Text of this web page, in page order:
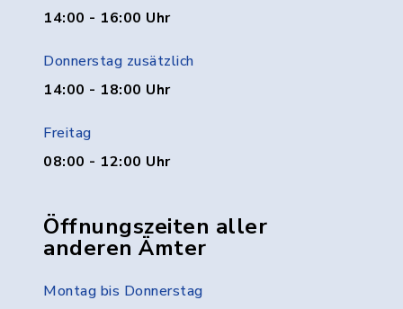
14:00 - 16:00 Uhr
Donnerstag zusätzlich
14:00 - 18:00 Uhr
Freitag
08:00 - 12:00 Uhr
Öffnungszeiten aller
anderen Ämter
Montag bis Donnerstag